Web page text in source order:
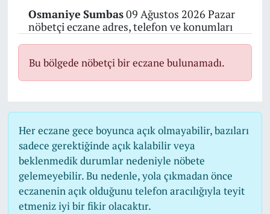
Osmaniye Sumbas09 Ağustos 2026 Pazar
nöbetçi eczane adres, telefon ve konumları
Bu bölgede nöbetçi bir eczane bulunamadı.
Her eczane gece boyunca açık olmayabilir, bazıları
sadece gerektiğinde açık kalabilir veya
beklenmedik durumlar nedeniyle nöbete
gelemeyebilir. Bu nedenle, yola çıkmadan önce
eczanenin açık olduğunu telefon aracılığıyla teyit
etmeniz iyi bir fikir olacaktır.